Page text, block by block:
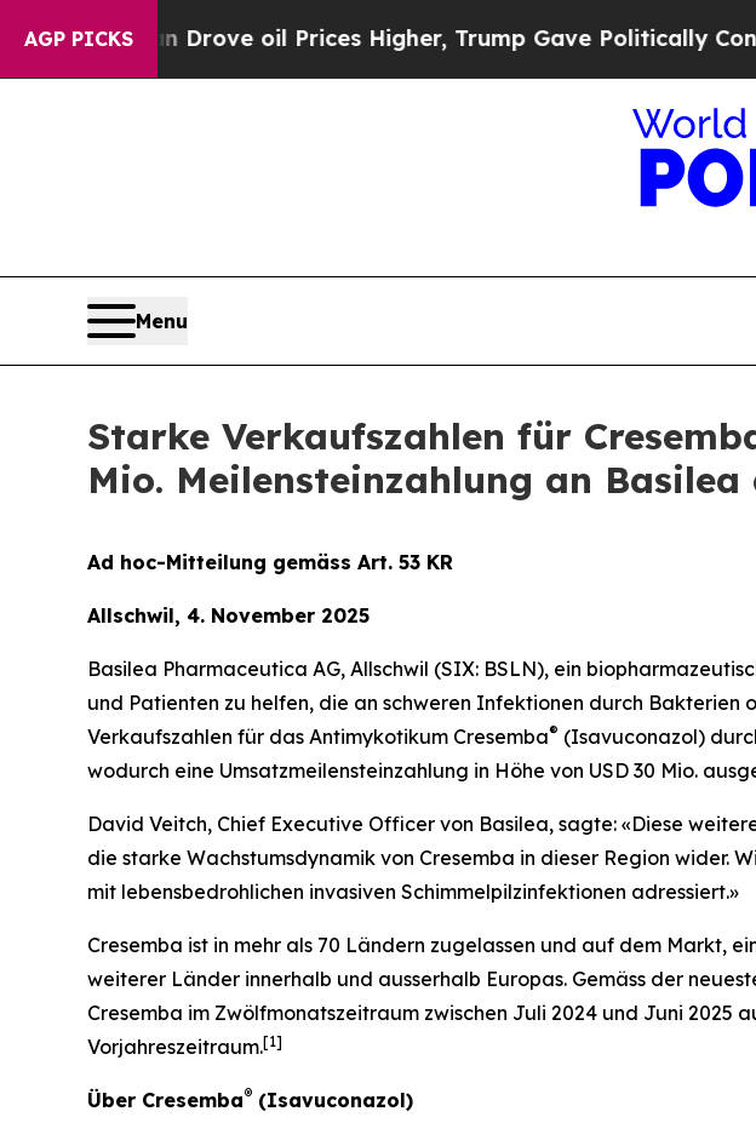
AGP PICKS
Drove oil Prices Higher, Trump Gave Politically Connected
Menu
Starke Verkaufszahlen für
Mio. Meilensteinzahlung an Basilea
Ad hoc-Mitteilung gemäss Art. 53 KR
Allschwil, 4. November 2025
Basilea Pharmaceutica AG, Allschwil (SIX: BSLN), ein
und Patienten zu helfen, die an schweren Infektionen durch
Verkaufszahlen für das Antimykotikum Cresemba® (Isavuconazol)
wodurch eine Umsatzmeilensteinzahlung in Höhe von USD 30 Mio.
David Veitch, Chief Executive Officer von Basilea, sagte: «Diese
die starke Wachstumsdynamik von Cresemba in dieser Region wider.
mit lebensbedrohlichen invasiven Schimmelpilzinfektionen adressiert.»
Cresemba ist in mehr als 70 Ländern zugelassen und auf dem Markt,
weiterer Länder innerhalb und ausserhalb Europas. Gemäss der
Cresemba im Zwölfmonatszeitraum zwischen Juli 2024 und Juni 2025
Vorjahreszeitraum.[1]
Über Cresemba® (Isavuconazol)